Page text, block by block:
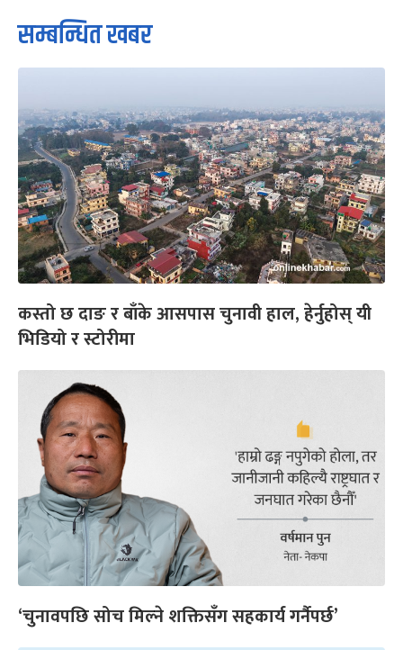
सम्बन्धित खबर
कस्तो छ दाङ र बाँके आसपास चुनावी हाल, हेर्नुहोस् यी
भिडियो र स्टोरीमा
‘चुनावपछि सोच मिल्ने शक्तिसँग सहकार्य गर्नैपर्छ’